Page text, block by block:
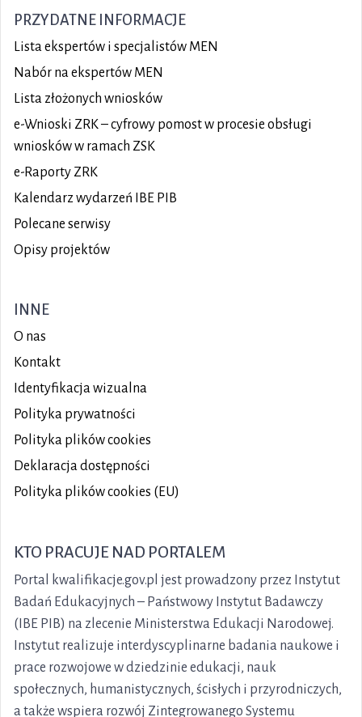
PRZYDATNE INFORMACJE
Lista ekspertów i specjalistów MEN
Nabór na ekspertów MEN
Lista złożonych wniosków
e-Wnioski ZRK – cyfrowy pomost w procesie obsługi
wniosków w ramach ZSK
e-Raporty ZRK
Kalendarz wydarzeń IBE PIB
Polecane serwisy
Opisy projektów
INNE
O nas
Kontakt
Identyfikacja wizualna
Polityka prywatności
Polityka plikówcookies
Deklaracja dostępności
Polityka plików cookies (EU)
KTO PRACUJE NAD PORTALEM
Portal kwalifikacje.gov.pl jest prowadzony przez Instytut
Badań Edukacyjnych – Państwowy Instytut Badawczy
(IBE PIB) na zlecenie Ministerstwa Edukacji Narodowej.
Instytut realizuje interdyscyplinarne badania naukowe i
prace rozwojowe w dziedzinie edukacji, nauk
społecznych, humanistycznych, ścisłych i przyrodniczych,
a także wspiera rozwój Zintegrowanego Systemu